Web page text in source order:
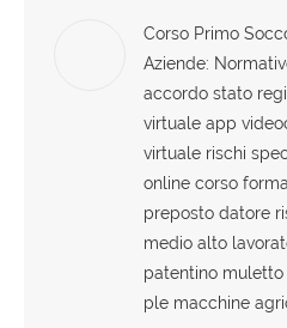
Corso Primo
Aziende:
accordo stato
virtuale app
virtuale rischi
online corso
preposto datore
medio alto
patentino
ple macchine